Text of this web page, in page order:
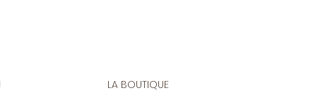
LA BOUTIQUE